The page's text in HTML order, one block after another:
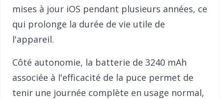
mises à jour iOS pendant plusieurs années, ce
qui prolonge la durée de vie utile de
l'appareil.
Côté autonomie, la batterie de 3240 mAh
associée à l'efficacité de la puce permet de
tenir une journée complète en usage normal,